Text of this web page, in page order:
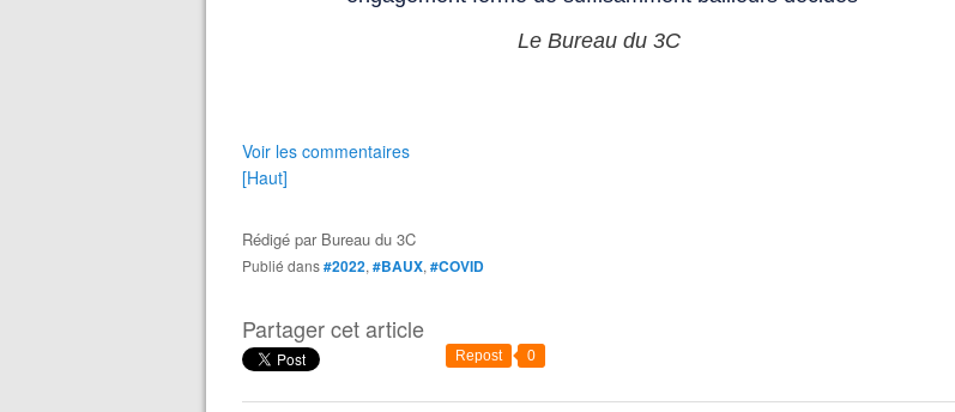
Le Bureau du 3C
Voir les commentaires
[Haut]
Rédigé par Bureau du 3C
Publié dans#2022, #BAUX, #COVID
Partager cet article
Repost 0